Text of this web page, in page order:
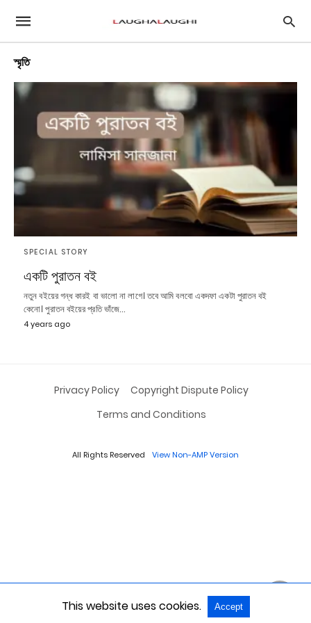
স্মৃতি
SPECIAL STORY
একটি পুরাতন বই
নতুন বইয়ের গন্ধ কারই বা ভালো না লাগে। তবে আমি বলবো একদফা একটা পুরাতন বই
কেনো। পুরাতন বইয়ের প্রতি ভাঁজে…
4 years ago
Privacy Policy
Copyright Dispute Policy
Terms and Conditions
All Rights Reserved View Non-AMP Version
This website uses cookies. Accept